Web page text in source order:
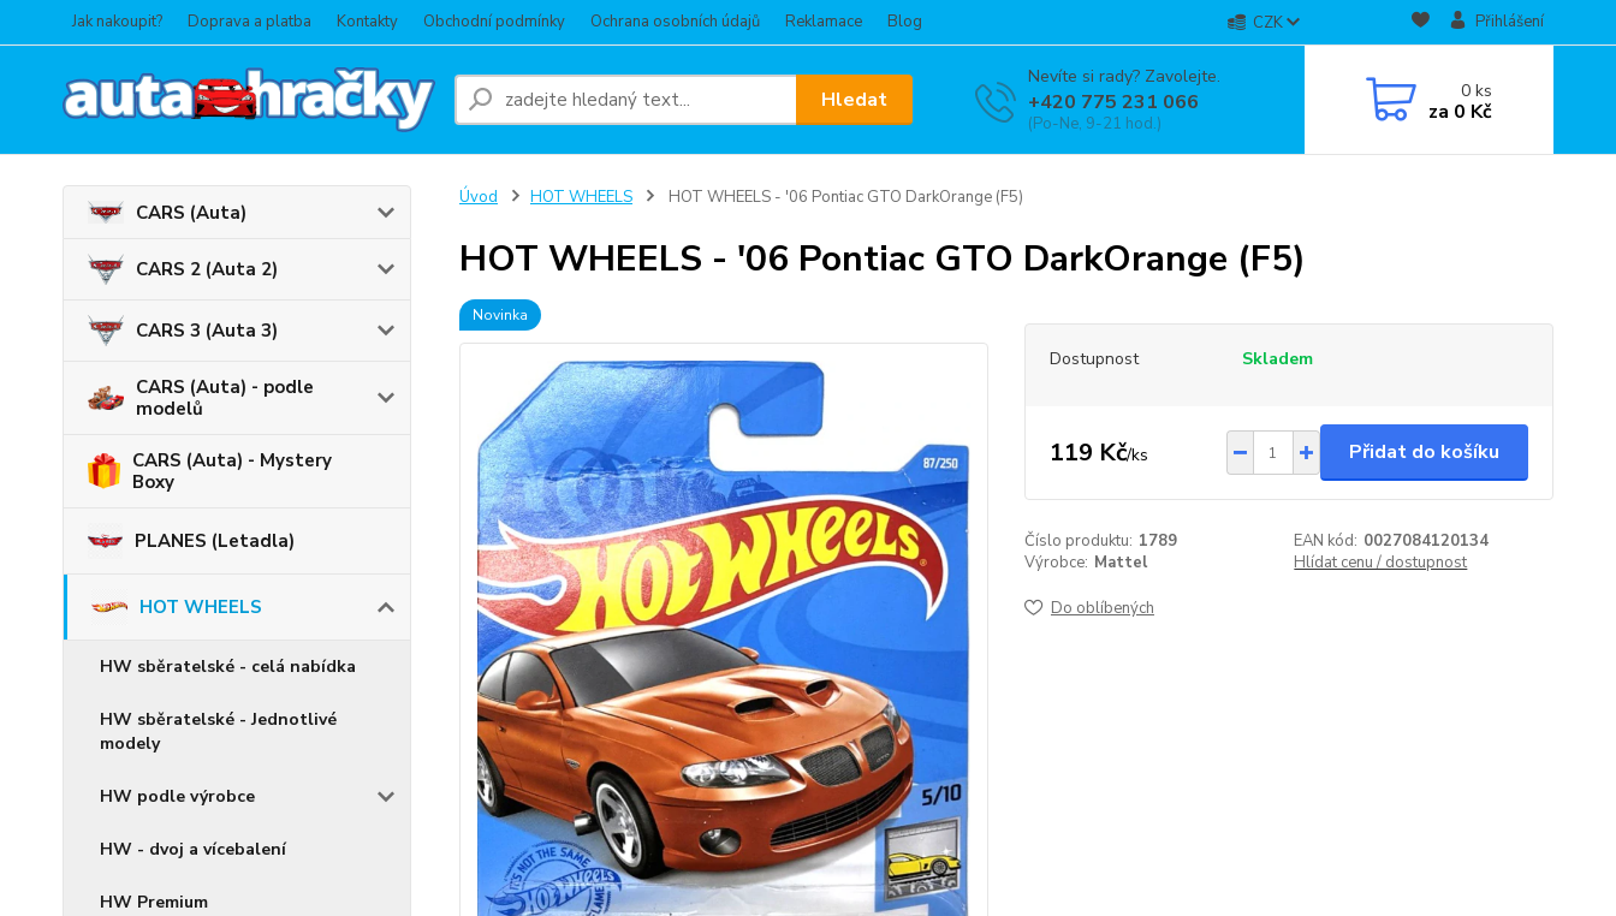
Jak nakoupit? Doprava a platba Kontakty Obchodní podmínky Ochrana osobních údajů Reklamace Blog CZK Přihlášení
Hledat
Nevíte si rady? Zavolejte.
+420 775 231 066
(Po-Ne, 9-21 hod.)
0ks
za 0 Kč
CARS (Auta)
CARS 2 (Auta 2)
CARS 3 (Auta 3)
CARS (Auta) - podle
modelů
CARS (Auta) - Mystery
Boxy
PLANES (Letadla)
HOT WHEELS
HW sběratelské - celá nabídka
HW sběratelské - Jednotlivé
modely
HW podle výrobce
HW - dvoj a vícebalení
HW Premium
Úvod HOT WHEELS HOT WHEELS - '06 Pontiac GTO DarkOrange (F5)
HOT WHEELS - '06 Pontiac GTO DarkOrange (F5)
Novinka
Dostupnost Skladem
119 Kč/ks Přidat do košíku
Číslo produktu: 1789 EAN kód: 0027084120134
Výrobce: Mattel Hlídat cenu / dostupnost
Do oblíbených